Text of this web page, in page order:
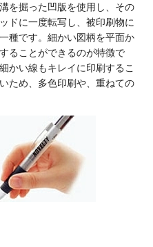
を掘った凹版を使用し、その
ドに一度転写し、被印刷物に
種です。細かい図柄を平面か
ることができるのが特徴で
かい線もキレイに印刷するこ
ため、多色印刷や、重ねての